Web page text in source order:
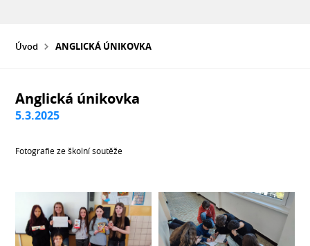
Úvod ANGLICKÁ ÚNIKOVKA
Anglická únikovka
5.3.2025
Fotografie ze školní soutěže